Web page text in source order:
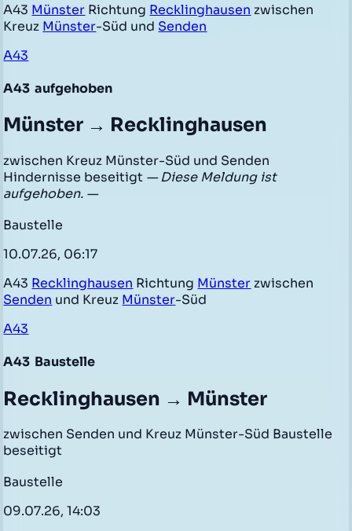
A43 Münster Richtung Recklinghausen zwischen
Kreuz Münster-Süd und Senden
A43
A43 aufgehoben
Münster → Recklinghausen
zwischen Kreuz Münster-Süd und Senden
Hindernisse beseitigt — Diese Meldung ist
aufgehoben. —
Baustelle
10.07.26, 06:17
A43 Recklinghausen Richtung Münster zwischen
Senden und Kreuz Münster-Süd
A43
A43 Baustelle
Recklinghausen → Münster
zwischen Senden und Kreuz Münster-Süd Baustelle
beseitigt
Baustelle
09.07.26, 14:03